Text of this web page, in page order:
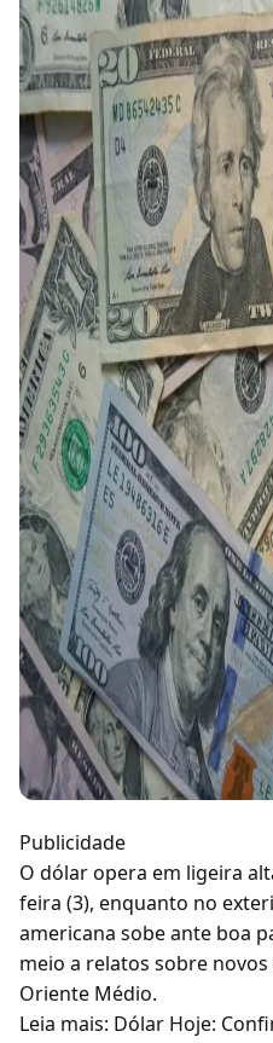
Publicidade
O dólar opera em ligeira
feira (3), enquanto no
americana sobe ante boa
meio a relatos sobre
Oriente Médio.
Leia mais: Dólar Hoje: